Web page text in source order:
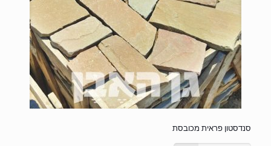
סנדסטון פראית מכובסת